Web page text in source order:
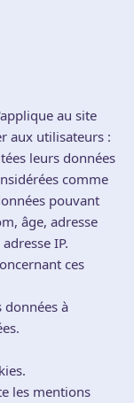
au site
aux utilisateurs :
leurs données
comme
pouvant
âge, adresse
IP.
ces
données à
les mentions